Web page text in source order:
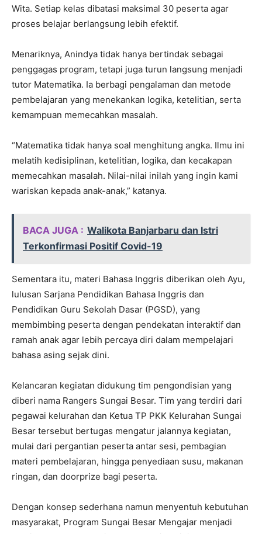
Wita. Setiap kelas dibatasi maksimal 30 peserta agar
proses belajar berlangsung lebih efektif.
Menariknya, Anindya tidak hanya bertindak sebagai
penggagas program, tetapi juga turun langsung menjadi
tutor Matematika. Ia berbagi pengalaman dan metode
pembelajaran yang menekankan logika, ketelitian, serta
kemampuan memecahkan masalah.
“Matematika tidak hanya soal menghitung angka. Ilmu ini
melatih kedisiplinan, ketelitian, logika, dan kecakapan
memecahkan masalah. Nilai-nilai inilah yang ingin kami
wariskan kepada anak-anak,” katanya.
BACA JUGA : Walikota Banjarbaru dan Istri
Terkonfirmasi Positif Covid-19
Sementara itu, materi Bahasa Inggris diberikan oleh Ayu,
lulusan Sarjana Pendidikan Bahasa Inggris dan
Pendidikan Guru Sekolah Dasar (PGSD), yang
membimbing peserta dengan pendekatan interaktif dan
ramah anak agar lebih percaya diri dalam mempelajari
bahasa asing sejak dini.
Kelancaran kegiatan didukung tim pengondisian yang
diberi nama Rangers Sungai Besar. Tim yang terdiri dari
pegawai kelurahan dan Ketua TP PKK Kelurahan Sungai
Besar tersebut bertugas mengatur jalannya kegiatan,
mulai dari pergantian peserta antar sesi, pembagian
materi pembelajaran, hingga penyediaan susu, makanan
ringan, dan doorprize bagi peserta.
Dengan konsep sederhana namun menyentuh kebutuhan
masyarakat, Program Sungai Besar Mengajar menjadi